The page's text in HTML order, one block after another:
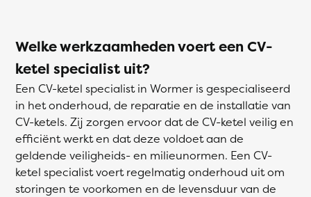
Welke werkzaamheden voert een CV-
ketel specialist uit?
Een CV-ketel specialist in Wormer is gespecialiseerd
in het onderhoud, de reparatie en de installatie van
CV-ketels. Zij zorgen ervoor dat de CV-ketel veilig en
efficiënt werkt en dat deze voldoet aan de
geldende veiligheids- en milieunormen. Een CV-
ketel specialist voert regelmatig onderhoud uit om
storingen te voorkomen en de levensduur van de